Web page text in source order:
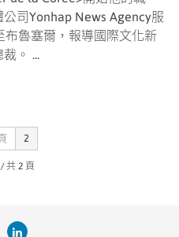
司Yonhap News Agency服
魯塞爾，報導國際文化新
。 ...
2
共 2 頁